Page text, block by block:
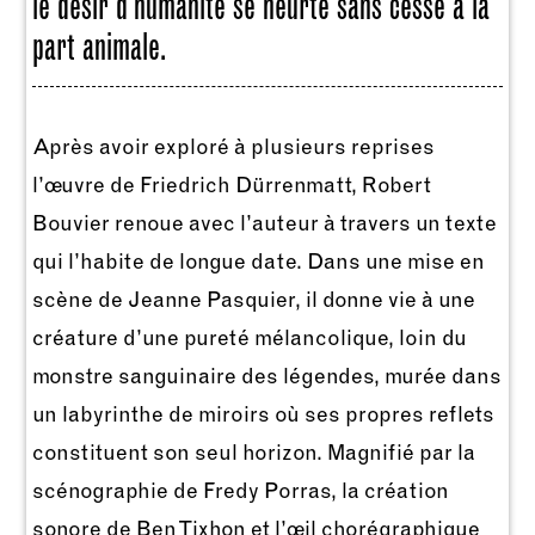
part animale.
Après avoir exploré à plusieurs reprises
l’œuvre de Friedrich Dürrenmatt, Robert
Bouvier renoue avec l’auteur à travers un texte
qui l’habite de longue date. Dans une mise en
scène de Jeanne Pasquier, il donne vie à une
créature d’une pureté mélancolique, loin du
monstre sanguinaire des légendes, murée dans
un labyrinthe de miroirs où ses propres reflets
constituent son seul horizon. Magnifié par la
scénographie de Fredy Porras, la création
sonore de Ben Tixhon et l’œil chorégraphique